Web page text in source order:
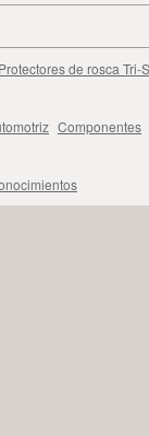
Protectores de rosca Tri-
Componentes